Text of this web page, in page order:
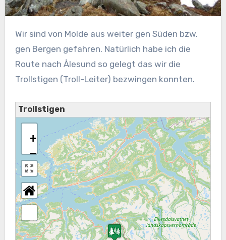
Wir sind von Molde aus weiter gen Süden bzw.
gen Bergen gefahren. Natürlich habe ich die
Route nach Ålesund so gelegt das wir die
Trollstigen (Troll-Leiter) bezwingen konnten.
Trollstigen
+
−